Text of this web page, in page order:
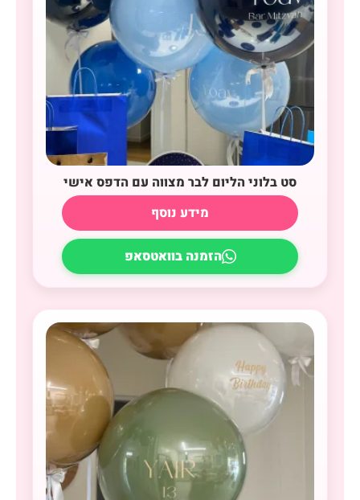
סט בלוני הליום לבר מצווה עם הדפס אישי
מידע נוסף
הזמנה בוואטסאפ